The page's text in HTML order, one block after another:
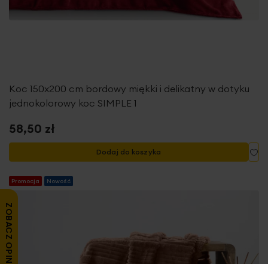
Koc 150x200 cm bordowy miękki i delikatny w dotyku
jednokolorowy koc SIMPLE 1
58,50 zł
Dodaj do koszyka
Promocja Nowość
ZOBACZ OPINIE